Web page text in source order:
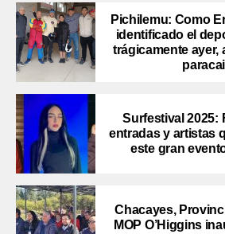
Pichilemu: Como
identificado el
trágicamente ayer,
Surfestival 2025:
entradas y artistas
este gran
Chacayes,
MOP O’Higgins